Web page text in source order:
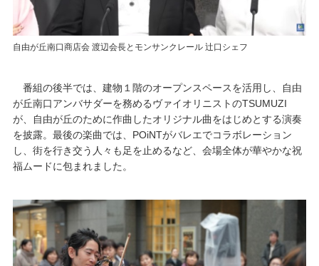
自由が丘南口商店会 渡辺会長とモンサンクレール 辻口シェフ
番組の後半では、建物１階のオープンスペースを活用し、自由
が丘南口アンバサダーを務めるヴァイオリニストのTSUMUZI
が、自由が丘のために作曲したオリジナル曲をはじめとする演奏
を披露。最後の楽曲では、POiNTがバレエでコラボレーション
し、街を行き交う人々も足を止めるなど、会場全体が華やかな祝
福ムードに包まれました。